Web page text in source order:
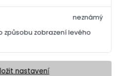
způsobu zobrazení levého
neznámý
nastavení